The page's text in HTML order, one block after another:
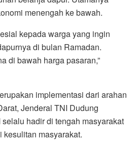
menengah ke bawah.
kepada warga yang ingin
di bulan Ramadan.
di bawah harga pasaran,”
implementasi dari arahan
Jenderal TNI Dudung
hadir di tengah masyarakat
masyarakat.